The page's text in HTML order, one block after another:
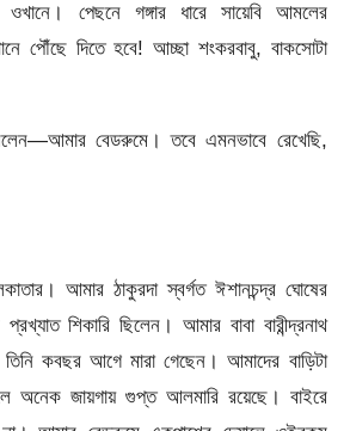
পেছনে গঙ্গার ধারে সায়েবি আমলের
পৌঁছে দিতে হবে! আচ্ছা শংকরবাবু, বাকসোটা
বেডরুমে। তবে এমনভাবে রেখেছি,
আমার ঠাকুরদা স্বর্গত ঈশানচন্দ্র ঘোষের
শিকারি ছিলেন। আমার বাবা বারীন্দ্রনাথ
তিনি কবছর আগে মারা গেছেন। আমাদের বাড়িটা
অনেক জায়গায় গুপ্ত আলমারি রয়েছে। বাইরে